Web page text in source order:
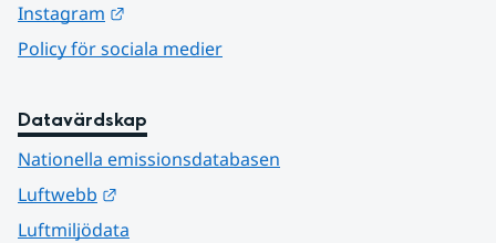
Instagram
Policy för sociala medier
Datavärdskap
Nationella emissionsdatabasen
Luftwebb
Luftmiljödata